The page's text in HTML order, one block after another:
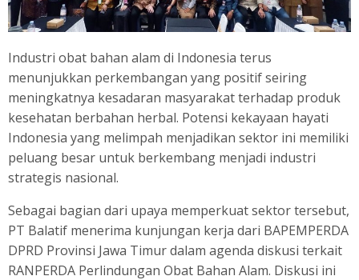
Industri obat bahan alam di Indonesia terus
menunjukkan perkembangan yang positif seiring
meningkatnya kesadaran masyarakat terhadap produk
kesehatan berbahan herbal. Potensi kekayaan hayati
Indonesia yang melimpah menjadikan sektor ini memiliki
peluang besar untuk berkembang menjadi industri
strategis nasional.
Sebagai bagian dari upaya memperkuat sektor tersebut,
PT Balatif menerima kunjungan kerja dari BAPEMPERDA
DPRD Provinsi Jawa Timur dalam agenda diskusi terkait
RANPERDA Perlindungan Obat Bahan Alam. Diskusi ini